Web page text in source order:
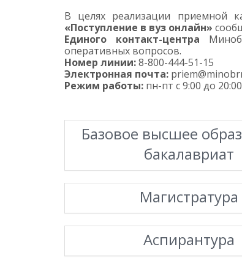
В целях реализации приемной
«Поступление в вуз онлайн»
Единого контакт-центра
оперативных вопросов.
Номер линии:8-800-444-51-15
Электронная почта:
Режим работы:пн-пт с 9:00 до
Базовое высшее
бакалавриат
Магистратура
Аспирантура